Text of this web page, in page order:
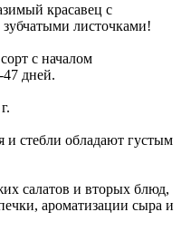
красавец с
листочками!
с началом
47 дней.
стебли обладают густым
салатов и вторых блюд,
ароматизации сыра и